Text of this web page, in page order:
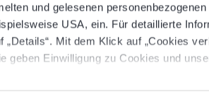
und gelesenen
USA, ein. Für detaillierte
Mit dem Klick auf „Cookies
geben Einwilligung zu Cookies und
zu verwenden, das
zu gewährleisten.
Voraussetzungen genügen. Im
Allerdings nur dann, wenn
bedeutet dies, dass sie ihre IT-